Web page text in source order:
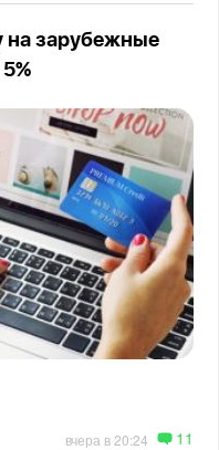
на зарубежные
вчера в 20:24 11